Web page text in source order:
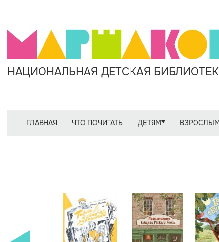
НАЦИОНАЛЬНАЯ ДЕТСКАЯ
ГЛАВНАЯ ЧТО ПОЧИТАТЬ ДЕТЯМ